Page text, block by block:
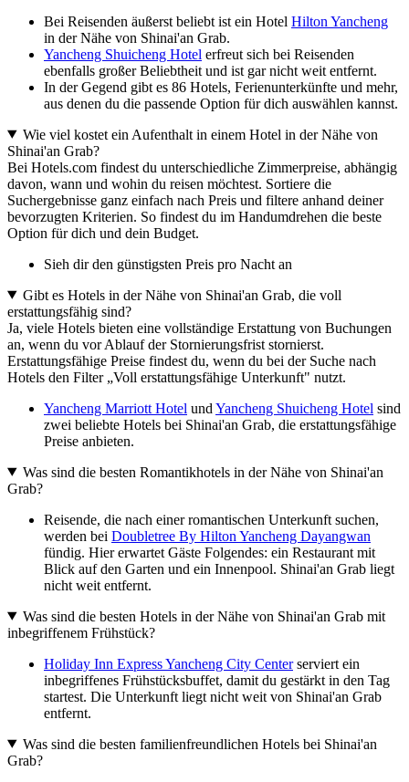
Bei Reisenden äußerst beliebt ist ein Hotel Hilton Yancheng
in der Nähe von Shinai'an Grab.
Yancheng Shuicheng Hotel erfreut sich bei Reisenden
ebenfalls großer Beliebtheit und ist gar nicht weit entfernt.
In der Gegend gibt es 86 Hotels, Ferienunterkünfte und mehr,
aus denen du die passende Option für dich auswählen kannst.
Wie viel kostet ein Aufenthalt in einem Hotel in der Nähe von
Shinai'an Grab?
Bei Hotels.com findest du unterschiedliche Zimmerpreise, abhängig
davon, wann und wohin du reisen möchtest. Sortiere die
Suchergebnisse ganz einfach nach Preis und filtere anhand deiner
bevorzugten Kriterien. So findest du im Handumdrehen die beste
Option für dich und dein Budget.
Sieh dir den günstigsten Preis pro Nacht an
Gibt es Hotels in der Nähe von Shinai'an Grab, die voll
erstattungsfähig sind?
Ja, viele Hotels bieten eine vollständige Erstattung von Buchungen
an, wenn du vor Ablauf der Stornierungsfrist stornierst.
Erstattungsfähige Preise findest du, wenn du bei der Suche nach
Hotels den Filter „Voll erstattungsfähige Unterkunft" nutzt.
Yancheng Marriott Hotel und Yancheng Shuicheng Hotel sind
zwei beliebte Hotels bei Shinai'an Grab, die erstattungsfähige
Preise anbieten.
Was sind die besten Romantikhotels in der Nähe von Shinai'an
Grab?
Reisende, die nach einer romantischen Unterkunft suchen,
werden bei Doubletree By Hilton Yancheng Dayangwan
fündig. Hier erwartet Gäste Folgendes: ein Restaurant mit
Blick auf den Garten und ein Innenpool. Shinai'an Grab liegt
nicht weit entfernt.
Was sind die besten Hotels in der Nähe von Shinai'an Grab mit
inbegriffenem Frühstück?
Holiday Inn Express Yancheng City Centerserviert ein
inbegriffenes Frühstücksbuffet, damit du gestärkt in den Tag
startest. Die Unterkunft liegt nicht weit von Shinai'an Grab
entfernt.
Was sind die besten familienfreundlichen Hotels bei Shinai'an
Grab?